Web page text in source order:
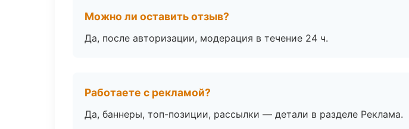
Можно ли оставить отзыв?
Да, после авторизации, модерация в течение 24 ч.
Работаете с рекламой?
Да, баннеры, топ-позиции, рассылки — детали в разделе Реклама.